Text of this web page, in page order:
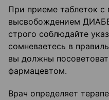
При приеме таблеток
высвобождением
строго соблюдайте
сомневаетесь в
вы должны
фармацевтом.
Врач определяет